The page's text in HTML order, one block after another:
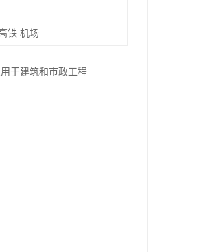
铁 机场
于建筑和市政工程